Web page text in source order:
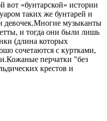
вот «бунтарской» истории
таких же бунтарей и
девочек.Многие музыканты
и тогда они были лишь
(длина которых
сочетаются с куртками,
перчатки "без
крестов и